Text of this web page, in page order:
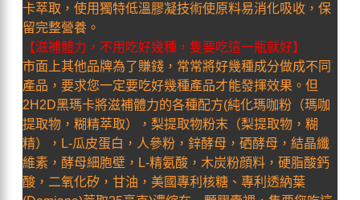
卡萃取，使用獨特低溫膠凝技術使原料易消化吸收，保
留完整營養。
【滋補體力，不用吃好幾種，隻要吃這一瓶就好】
市面上其他品牌為了賺錢，常常將好幾種成分做成不同
產品，要求您一定要吃好幾種產品才能發揮效果。但
2H2D黑瑪卡將滋補體力的各種配方(純化瑪咖粉（瑪咖
提取物，糊精萃取），梨提取物粉末（梨提取物，糊
精），L-瓜皮蛋白，人參粉，鋅酵母，硒酵母，結晶纖
維素，酵母細胞壁，L-精氨酸，木炭粉顔料，硬脂酸鈣
酸，二氧化矽，甘油，美國專利核糖、專利透納葉